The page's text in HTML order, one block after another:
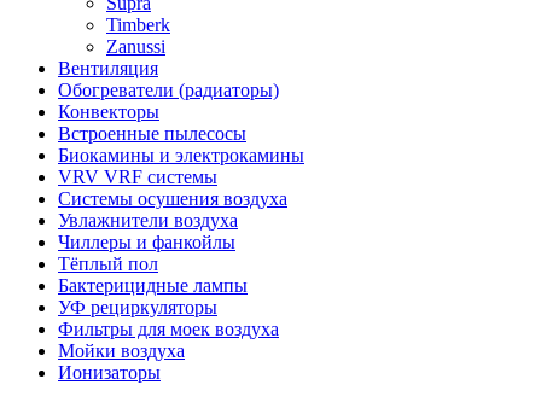
Timberk
Zanussi
Вентиляция
Обогреватели (радиаторы)
Конвекторы
Встроенные пылесосы
Биокамины и электрокамины
VRV VRF системы
Системы осушения воздуха
Увлажнители воздуха
Чиллеры и фанкойлы
Тёплый пол
Бактерицидные лампы
УФ рециркуляторы
Фильтры для моек воздуха
Мойки воздуха
Ионизаторы